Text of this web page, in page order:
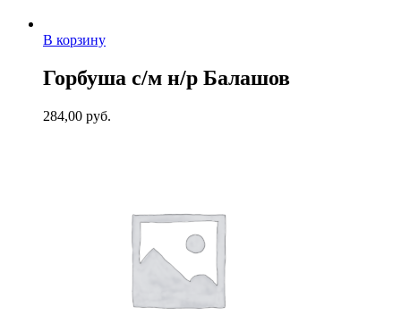
В корзину
Горбуша с/м н/р Балашов
284,00 руб.